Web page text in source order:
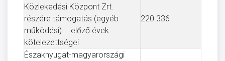
Közlekedési Központ Zrt.
részére támogatás (egyéb
működési) – előző évek
kötelezettségei
220.336
Északnyugat-magyarországi